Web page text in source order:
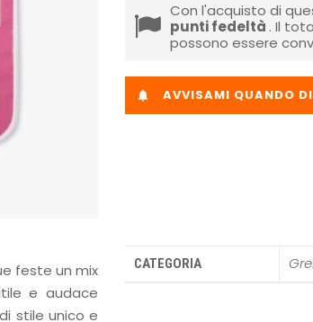
Con l'acquisto di
punti fedeltà . Il
possono essere
 AVVISAMI QUANDO
feste un mix
e audace
stile unico e
CATEGORIA